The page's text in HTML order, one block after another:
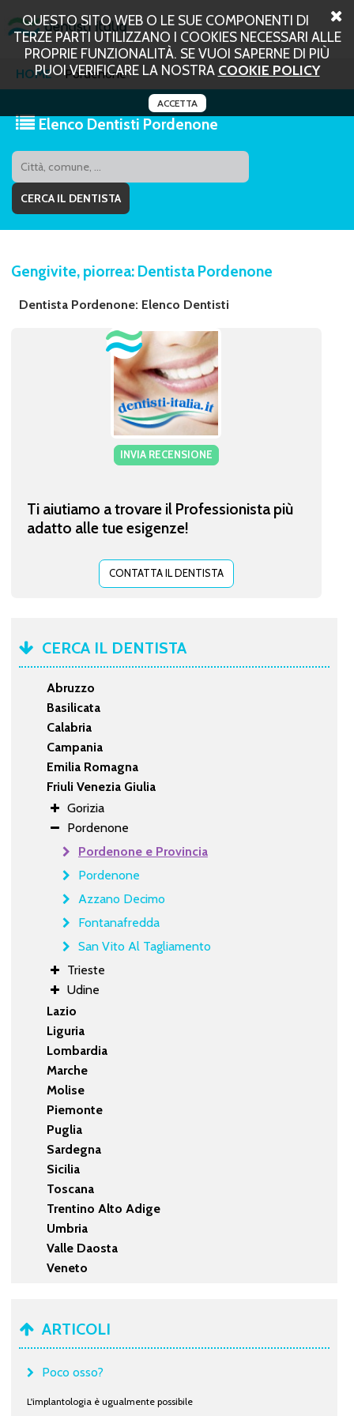
QUESTO SITO WEB O LE SUE COMPONENTI DI
TERZE PARTI UTILIZZANO I COOKIES NECESSARI ALLE
PROPRIE FUNZIONALITÀ. SE VUOI SAPERNE DI PIÙ
PUOI VERIFICARE LA NOSTRA COOKIE POLICY
ACCETTA
HOME Pordenone
Elenco Dentisti Pordenone
Gengivite, piorrea: Dentista Pordenone
Dentista Pordenone: Elenco Dentisti
INVIA RECENSIONE
Ti aiutiamo a trovare il Professionista più
adatto alle tue esigenze!
CONTATTA IL DENTISTA
CERCA IL DENTISTA
Abruzzo
Basilicata
Calabria
Campania
Emilia Romagna
Friuli Venezia Giulia
Gorizia
Pordenone
Pordenone e Provincia
Pordenone
Azzano Decimo
Fontanafredda
San Vito Al Tagliamento
Trieste
Udine
Lazio
Liguria
Lombardia
Marche
Molise
Piemonte
Puglia
Sardegna
Sicilia
Toscana
Trentino Alto Adige
Umbria
Valle Daosta
Veneto
ARTICOLI
Poco osso?
L'implantologia è ugualmente possibile